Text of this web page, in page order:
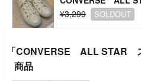
¥3,299
SOLDOUT
「CONVERSE ALL STAR
商品